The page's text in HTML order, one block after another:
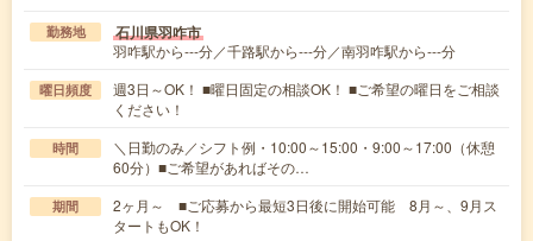
勤務地 石川県羽咋市
羽咋駅から---分／千路駅から---分／南羽咋駅から---分
曜日頻度
週3日～OK！ ■曜日固定の相談OK！ ■ご希望の曜日をご相談
ください！
時間
＼日勤のみ／シフト例・10:00～15:00・9:00～17:00（休憩
60分）■ご希望があればその…
期間
2ヶ月～ ■ご応募から最短3日後に開始可能 8月～、9月ス
タートもOK！